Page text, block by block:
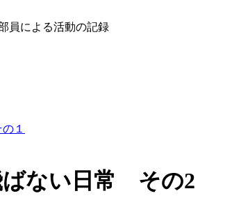
員による活動の記録
１
ばない日常 その2